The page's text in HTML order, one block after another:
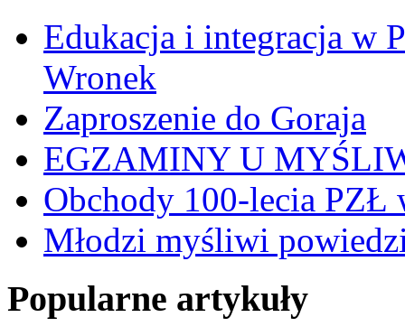
Edukacja i integracja w
Wronek
Zaproszenie do Goraja
EGZAMINY U
Obchody 100-lecia PZŁ
Młodzi myśliwi
Popularne artykuły